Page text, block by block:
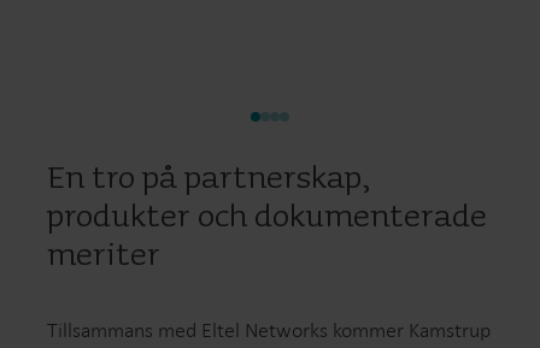
En tro på partnerskap,
produkter och dokumenterade
meriter
Tillsammans med Eltel Networks kommer Kamstrup